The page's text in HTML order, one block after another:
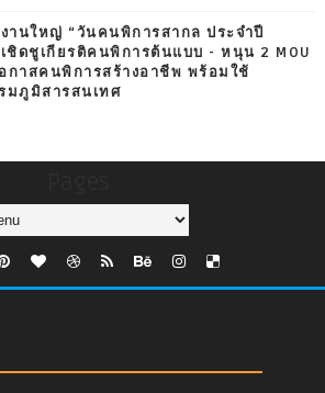
านใหญ่ “วันคนพิการสากล ประจำปี
ชิดชูเกียรติคนพิการต้นแบบ - หนุน 2 MOU
กาสคนพิการสร้างอาชีพ พร้อมใช้
มภูมิสารสนเทศ